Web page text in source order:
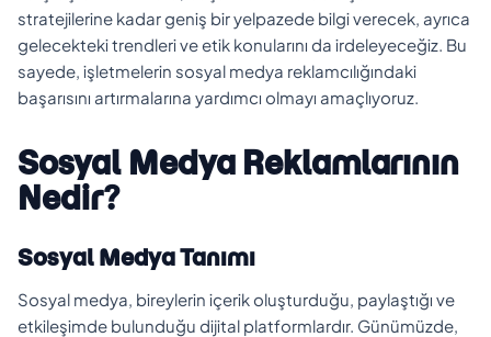
stratejilerine kadar geniş bir yelpazede bilgi verecek, ayrıca
gelecekteki trendleri ve etik konularını da irdeleyeceğiz. Bu
sayede, işletmelerin sosyal medya reklamcılığındaki
başarısını artırmalarına yardımcı olmayı amaçlıyoruz.
Sosyal Medya Reklamlarının
Nedir?
Sosyal Medya Tanımı
Sosyal medya, bireylerin içerik oluşturduğu, paylaştığı ve
etkileşimde bulunduğu dijital platformlardır. Günümüzde,